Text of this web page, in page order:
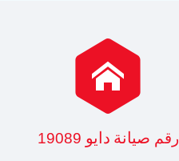

رقم صيانة دايو